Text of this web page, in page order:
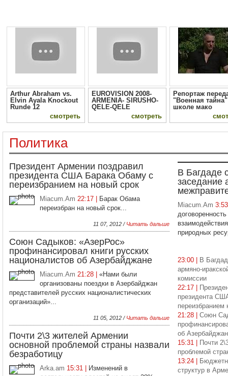
Arthur Abraham vs.
Elvin Ayala Knockout
Runde 12
смотреть
EUROVISION 2008-
ARMENIA- SIRUSHO-
QELE-QELE
смотреть
Репортаж
"Военная
школе мако
Политика
Президент Армении поздравил
президента США Барака Обаму с
переизбранием на новый срок
Miacum.Am 22:17 |
Барак Обама
переизбран на новый срок...
11 07, 2012 / Читать дальше
Союн Садыков: «АзерРос»
профинансировал книги русских
националистов об Азербайджане
Miacum.Am 21:28 | «Нами были
организованы поездки в Азербайджан
представителей русских националистических
организаций»...
11 05, 2012 / Читать дальше
Почти 2\3 жителей Армении
основной проблемой страны назвали
безработицу
Arka.am 15:31 |
Изменений в
В Багдаде
заседание
Miacum.Am
природных
23:00 |
В
армяно-
комиссии
22:17 |
президента
переизбранием
21:28 | Союн
об
15:31 |
Почти
проблемой
13:24 |
структур в